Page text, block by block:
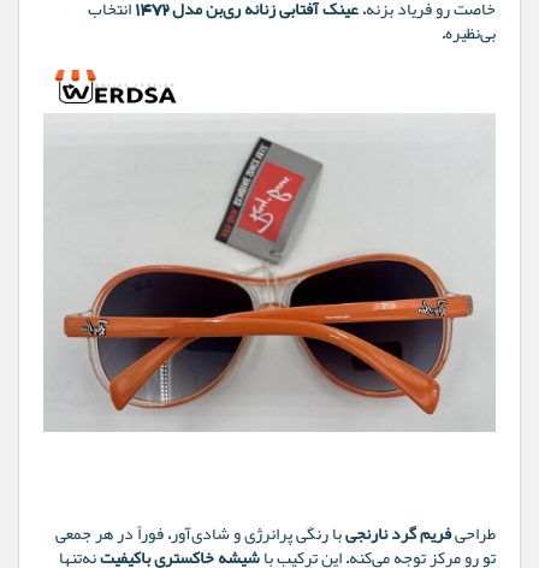
خاصت رو فریاد بزنه، عینک آفتابی زنانه ری‌بن مدل 1472
انتخاب
بی‌نظیره.
طراحیفریم گرد نارنجی با رنگی پرانرژی و شادی‌آور، فوراً در هر جمعی
تو رو مرکز توجه می‌کنه. این ترکیب با شیشه خاکستری باکیفیت نه‌تنها